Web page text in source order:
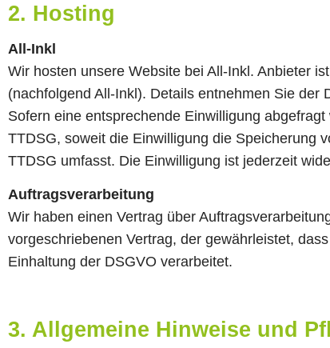
2. Hosting
All-Inkl
Wir hosten unsere Website bei All-Inkl. Anbieter
(nachfolgend All-Inkl). Details entnehmen Sie der
Sofern eine entsprechende Einwilligung
TTDSG, soweit die Einwilligung die Speicherung
TTDSG umfasst. Die Einwilligung ist jederzeit
Auftragsverarbeitung
Wir haben einen Vertrag über
vorgeschriebenen Vertrag, der gewährleistet,
Einhaltung der DSGVO verarbeitet.
3. Allgemeine Hinweise und